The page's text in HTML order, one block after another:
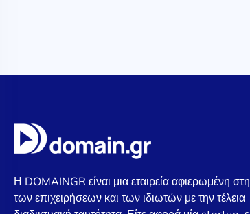
Η DOMAINGR είναι μια εταιρεία αφιερωμένη
των επιχειρήσεων και των ιδιωτών με την τέλεια